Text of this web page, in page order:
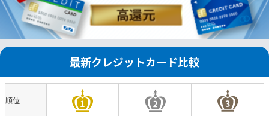
最新クレジットカード比較
順位